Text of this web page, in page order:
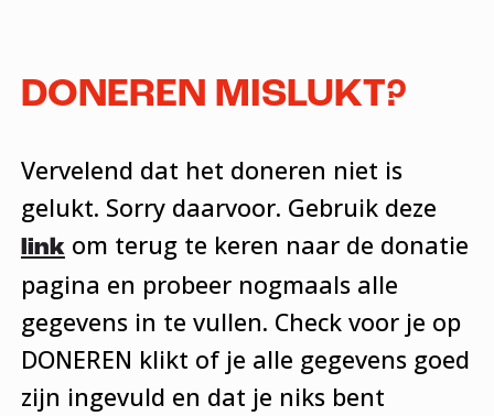
DONEREN MISLUKT?
Vervelend dat het doneren niet is
gelukt. Sorry daarvoor. Gebruik deze
linkom terug te keren naar de donatie
pagina en probeer nogmaals alle
gegevens in te vullen. Check voor je op
DONEREN klikt of je alle gegevens goed
zijn ingevuld en dat je niks bent